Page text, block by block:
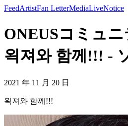
FeedArtistFan LetterMediaLiveNotice
ONEUSコミュ
왹져와 함께!!! -
2021 年 11 月 20 日
왹져와 함께!!!